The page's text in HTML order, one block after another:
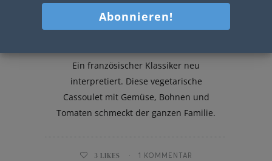
Ein französischer Klassiker neu
interpretiert. Diese vegetarische
Cassoulet mit Gemüse, Bohnen und
Tomaten schmeckt der ganzen Familie.
3 LIKES 1 KOMMENTAR